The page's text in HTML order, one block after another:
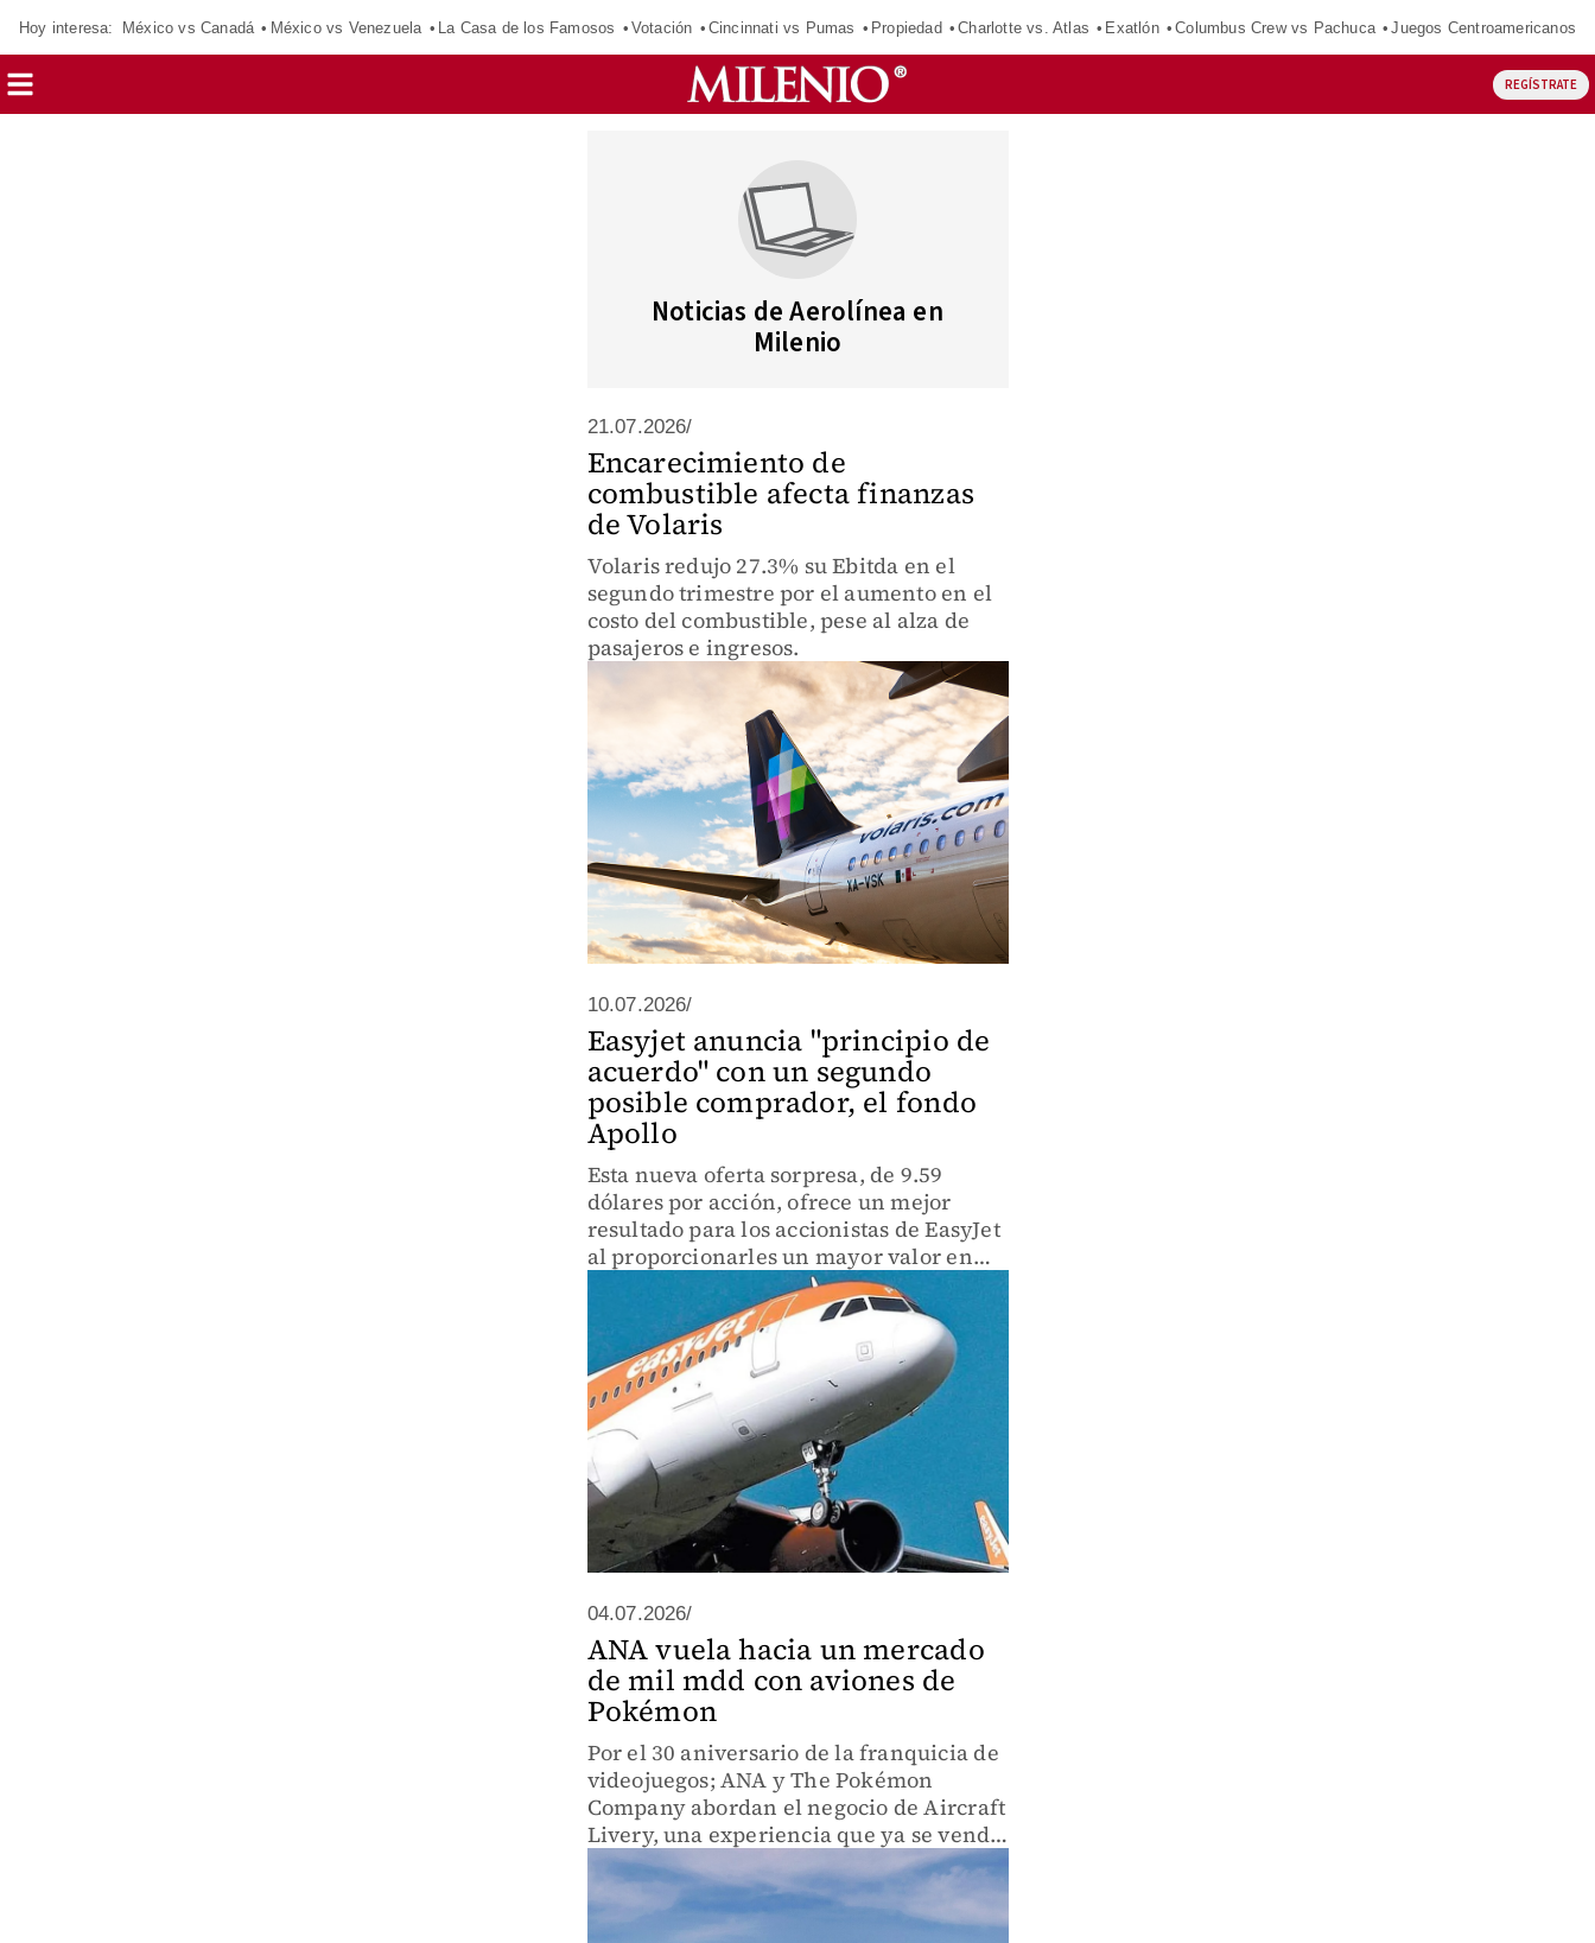
Hoy interesa: México vs Canadá México vs Venezuela La Casa de los Famosos Votación Cincinnati vs Pumas Propiedad Charlotte vs. Atlas Exatlón Columbus Crew vs Pachuca Juegos Centroamericanos
REGÍSTRATE
Noticias de Aerolínea en
Milenio
21.07.2026/
Encarecimiento de
combustible afecta finanzas
de Volaris
Volaris redujo 27.3% su Ebitda en el
segundo trimestre por el aumento en el
costo del combustible, pese al alza de
pasajeros e ingresos.
10.07.2026/
Easyjet anuncia "principio de
acuerdo" con un segundo
posible comprador, el fondo
Apollo
Esta nueva oferta sorpresa, de 9.59
dólares por acción, ofrece un mejor
resultado para los accionistas de EasyJet
al proporcionarles un mayor valor en
efectivo que la última propuesta de
Castlelake.
04.07.2026/
ANA vuela hacia un mercado
de mil mdd con aviones de
Pokémon
Por el 30 aniversario de la franquicia de
videojuegos; ANA y The Pokémon
Company abordan el negocio de Aircraft
Livery, una experiencia que ya se vende
en el cielo.